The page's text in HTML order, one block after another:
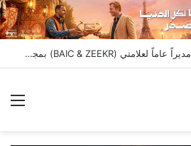
تعيين “تيمور إسماعيل” مديراً عاماً لعلامتي (BAIC & ZEEKR) بمجموعة EIM للسيارات